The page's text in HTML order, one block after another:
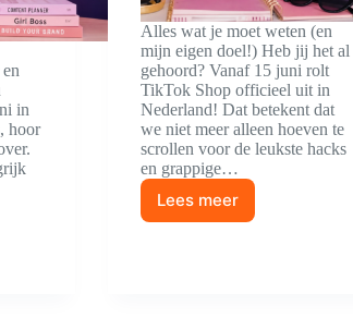
in
hoor
Alles wat je moet weten (en
mijn eigen doel!) Heb jij het al
gehoord? Vanaf 15 juni rolt
TikTok Shop officieel uit in
Nederland! Dat betekent dat
we niet meer alleen hoeven te
scrollen voor de leukste hacks
en grappige…
Lees meer
TikTok